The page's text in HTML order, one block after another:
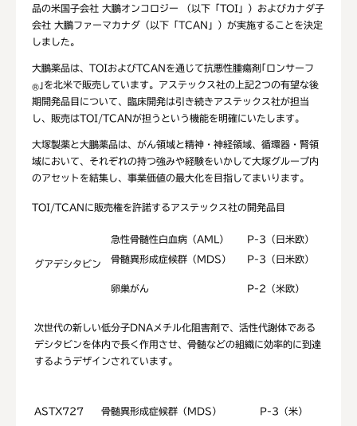
品の米国子会社 大鵬オンコロジー （以下「TOI」）およびカナダ子
会社 大鵬ファーマカナダ（以下「TCAN」）が実施することを決定
しました。
大鵬薬品は、TOIおよびTCANを通じて抗悪性腫瘍剤｢ロンサーフ
® ｣を北米で販売しています。アステックス社の上記2つの有望な後
期開発品目について、臨床開発は引き続きアステックス社が担当
し、販売はTOI/TCANが担うという機能を明確にいたします。
大塚製薬と大鵬薬品は、がん領域と精神・神経領域、循環器・腎領
域において、それぞれの持つ強みや経験をいかして大塚グループ内
のアセットを結集し、事業価値の最大化を目指してまいります。
TOI/TCANに販売権を許諾するアステックス社の開発品目
グアデシタビン
急性骨髄性白血病（AML） P-3（日米欧）
骨髄異形成症候群（MDS） P-3（日米欧）
卵巣がん P-2（米欧）
次世代の新しい低分子DNAメチル化阻害剤で、活性代謝体である
デシタビンを体内で長く作用させ、骨髄などの組織に効率的に到達
するようデザインされています。
ASTX727 骨髄異形成症候群（MDS） P-3（米）